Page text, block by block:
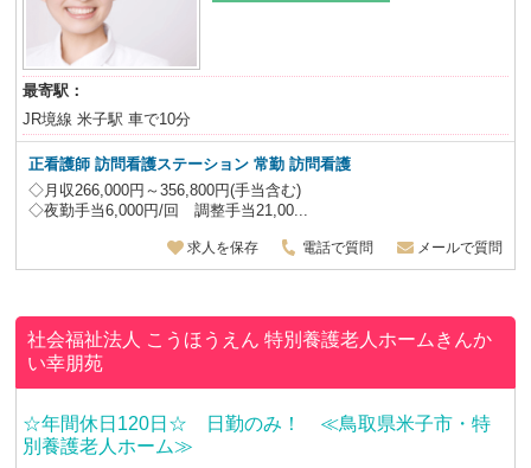
最寄駅：
JR境線 米子駅 車で10分
正看護師 訪問看護ステーション 常勤 訪問看護
◇月収266,000円～356,800円(手当含む)
◇夜勤手当6,000円/回 調整手当21,00...
求人を保存 電話で質問 メールで質問
社会福祉法人 こうほうえん特別養護老人ホームきんか
い幸朋苑
☆年間休日120日☆ 日勤のみ！ ≪鳥取県米子市・特
別養護老人ホーム≫